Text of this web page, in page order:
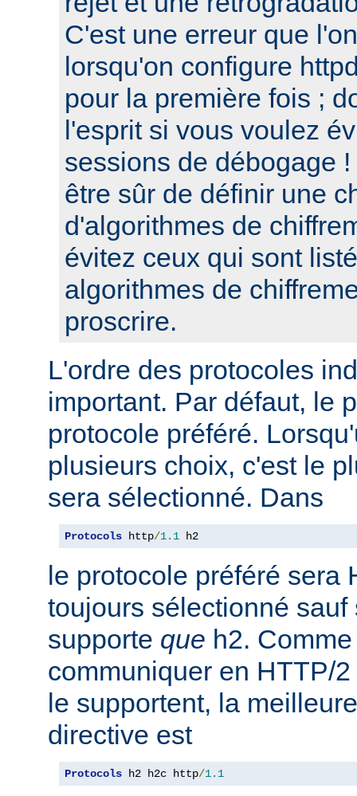
C'est une erreur que
lorsqu'on configure
pour la première fois ;
l'esprit si vous voulez
sessions de débogage
être sûr de définir une
d'algorithmes de
évitez ceux qui sont
algorithmes de
proscrire.
L'ordre des protocoles
important. Par défaut, le
protocole préféré.
plusieurs choix, c'est le
sera sélectionné. Dans
Protocols http/1.1 h2
le protocole préféré sera
toujours sélectionné sauf
supporte que h2.
communiquer en HTTP/
le supportent, la
directive est
Protocols h2 h2c http/1.1